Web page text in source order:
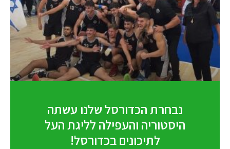
נבחרת הכדורסל שלנו עשתה
היסטוריה והעפילה לליגת העל
לתיכונים בכדורסל!